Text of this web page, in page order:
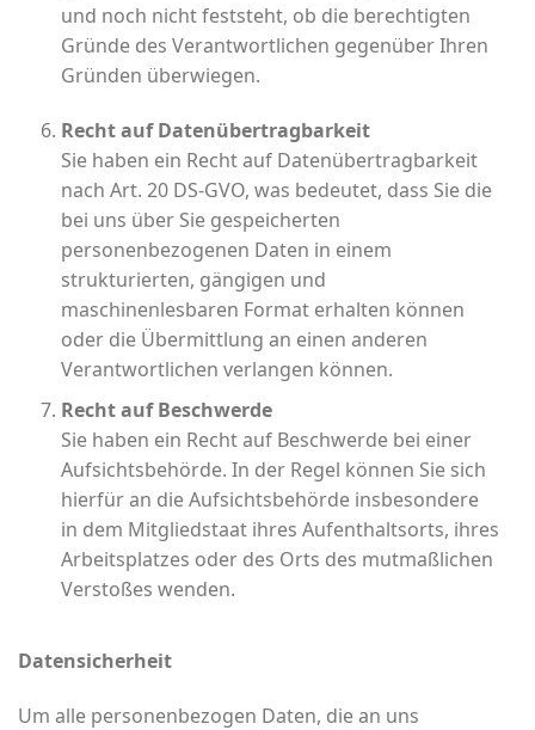
und noch nicht feststeht, ob die berechtigten
Gründe des Verantwortlichen gegenüber Ihren
Gründen überwiegen.
Recht auf Datenübertragbarkeit
Sie haben ein Recht auf Datenübertragbarkeit
nach Art. 20 DS-GVO, was bedeutet, dass Sie die
bei uns über Sie gespeicherten
personenbezogenen Daten in einem
strukturierten, gängigen und
maschinenlesbaren Format erhalten können
oder die Übermittlung an einen anderen
Verantwortlichen verlangen können.
Recht auf Beschwerde
Sie haben ein Recht auf Beschwerde bei einer
Aufsichtsbehörde. In der Regel können Sie sich
hierfür an die Aufsichtsbehörde insbesondere
in dem Mitgliedstaat ihres Aufenthaltsorts, ihres
Arbeitsplatzes oder des Orts des mutmaßlichen
Verstoßes wenden.
Datensicherheit
Um alle personenbezogen Daten, die an uns